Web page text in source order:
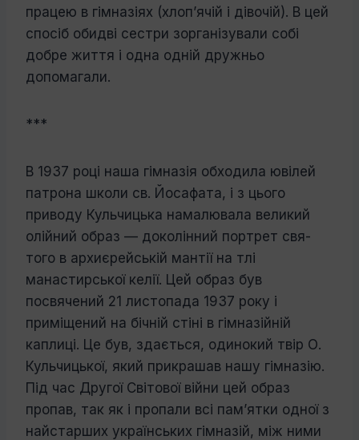
працею в гімназіях (хлоп’ячій і дівочій). В цей
спосіб обидві сестри зоргані­зували собі
добре життя і одна одній друж­ньо
допомагали.
***
В 1937 році наша гімназія обходила юві­лей
патрона школи св. Йосафата, і з цього
приводу Кульчицька намалювала великий
олійний образ — доколінний портрет свя­
того в архиєрейській мантії на тлі
манастирської келії. Цей образ був
посвячений 21 листопада 1937 року і
приміщений на бічній стіні в гімназійній
каплиці. Це був, здається, одинокий твір О.
Кульчицької, який прикрашав нашу гімназію.
Під час Другої Світової війни цей образ
пропав, так як і пропали всі пам’ятки одної з
найстарших українських гімназій, між ними